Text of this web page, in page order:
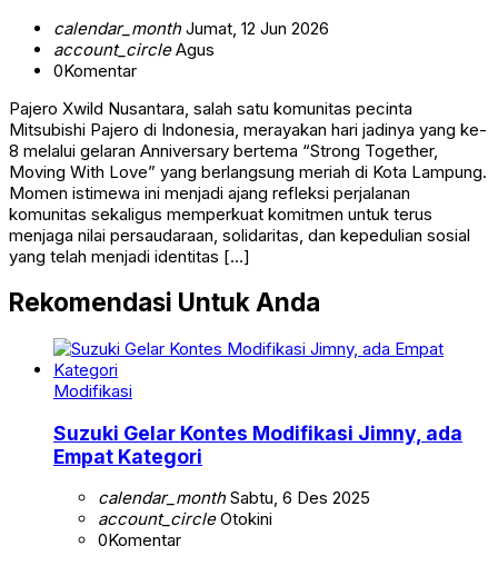
calendar_monthJumat, 12 Jun 2026
account_circleAgus
0Komentar
Pajero Xwild Nusantara, salah satu komunitas pecinta
Mitsubishi Pajero di Indonesia, merayakan hari jadinya yang ke-
8 melalui gelaran Anniversary bertema “Strong Together,
Moving With Love” yang berlangsung meriah di Kota Lampung.
Momen istimewa ini menjadi ajang refleksi perjalanan
komunitas sekaligus memperkuat komitmen untuk terus
menjaga nilai persaudaraan, solidaritas, dan kepedulian sosial
yang telah menjadi identitas […]
Rekomendasi Untuk Anda
Modifikasi
Suzuki Gelar Kontes Modifikasi Jimny, ada
Empat Kategori
calendar_monthSabtu, 6 Des 2025
account_circleOtokini
0Komentar